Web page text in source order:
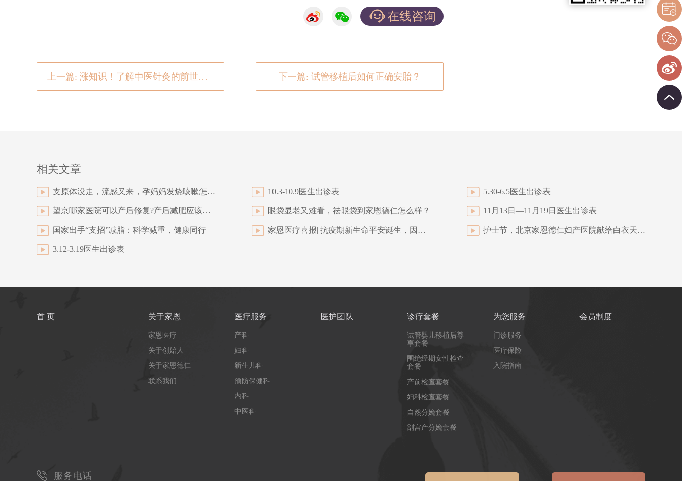
在线咨询
上一篇: 涨知识！了解中医针灸的前世今生 下一篇: 试管移植后如何正确安胎？
相关文章
支原体没走，流感又来，孕妈妈发烧咳嗽怎么办？ 10.3-10.9医生出诊表 5.30-6.5医生出诊表
望京哪家医院可以产后修复?产后减肥应该如何掌握好身体的周期 眼袋显老又难看，祛眼袋到家恩德仁怎么样？ 11月13日—11月19日医生出诊表
国家出手“支招”减脂：科学减重，健康同行 家恩医疗喜报| 抗疫期新生命平安诞生，因为专业，值得信赖 护士节，北京家恩德仁妇产医院献给白衣天使温暖的宠爱！
3.12-3.19医生出诊表
首 页 关于家恩
家恩医疗
关于创始人
关于家恩德仁
联系我们
医疗服务
产科
妇科
新生儿科
预防保健科
内科
中医科
医护团队 诊疗套餐
试管婴儿移植后尊
享套餐
围绝经期女性检查
套餐
产前检查套餐
妇科检查套餐
自然分娩套餐
剖宫产分娩套餐
为您服务
门诊服务
医疗保险
入院指南
会员制度
服务电话